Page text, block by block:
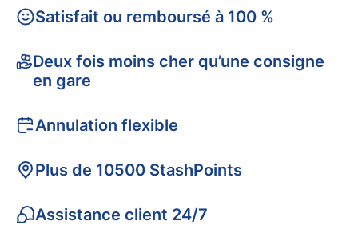
Satisfait ou remboursé à 100 %
Deux fois moins cher qu’une consigne
en gare
Annulation flexible
Plus de 10500 StashPoints
Assistance client 24/7